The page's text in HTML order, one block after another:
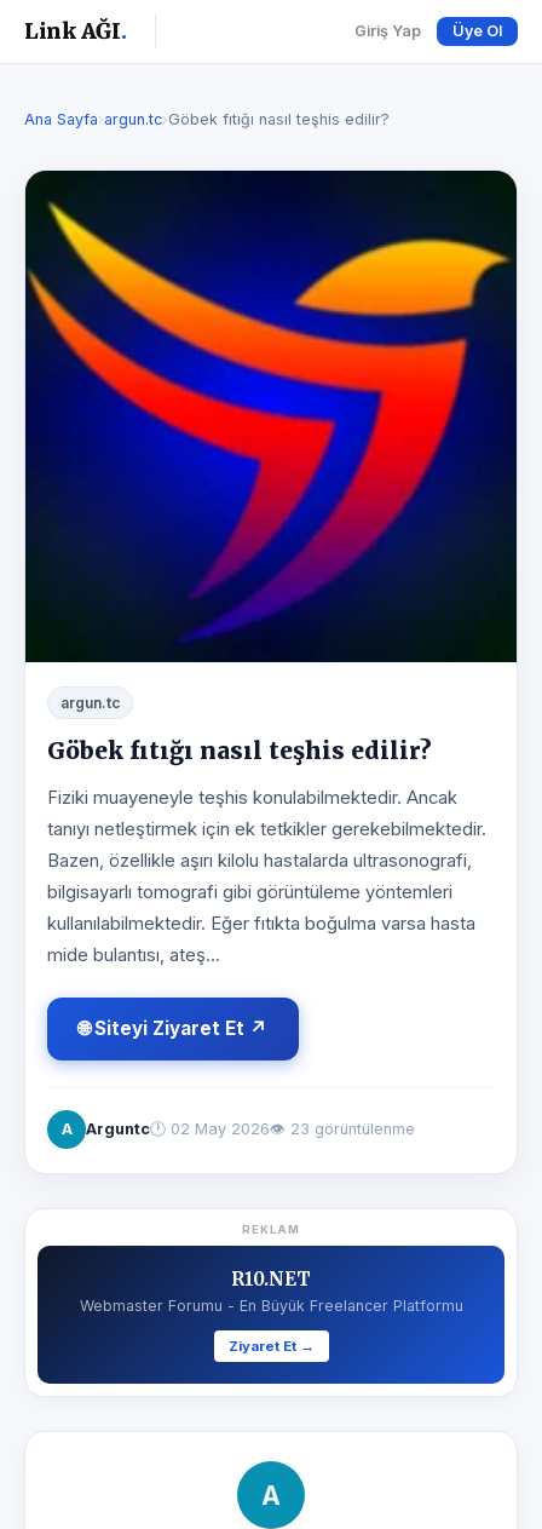
Link AĞI. Giriş Yap Üye Ol
Ana Sayfa›argun.tc›Göbek fıtığı nasıl teşhis edilir?
argun.tc
Göbek fıtığı nasıl teşhis edilir?
Fiziki muayeneyle teşhis konulabilmektedir. Ancak
tanıyı netleştirmek için ek tetkikler gerekebilmektedir.
Bazen, özellikle aşırı kilolu hastalarda ultrasonografi,
bilgisayarlı tomografi gibi görüntüleme yöntemleri
kullanılabilmektedir. Eğer fıtıkta boğulma varsa hasta
mide bulantısı, ateş...
🌐 Siteyi Ziyaret Et ↗
A Arguntc🕐 02 May 2026👁 23 görüntülenme
REKLAM
R10.NET
Webmaster Forumu - En Büyük Freelancer Platformu
Ziyaret Et →
A